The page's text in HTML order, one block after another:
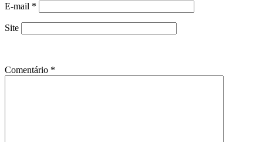
E-mail *
Site
Comentário *